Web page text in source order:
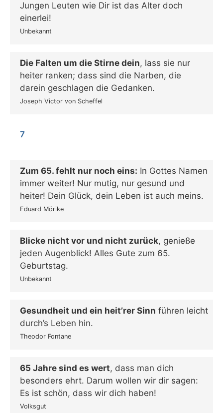
Jungen Leuten wie Dir ist das Alter doch
einerlei!
Unbekannt
Die Falten um die Stirne dein, lass sie nur
heiter ranken; dass sind die Narben, die
darein geschlagen die Gedanken.
Joseph Victor von Scheffel
7
Zum 65. fehlt nur noch eins: In Gottes Namen
immer weiter! Nur mutig, nur gesund und
heiter! Dein Glück, dein Leben ist auch meins.
Eduard Mörike
Blicke nicht vor und nicht zurück, genieße
jeden Augenblick! Alles Gute zum 65.
Geburtstag.
Unbekannt
Gesundheit und ein heit’rer Sinn führen leicht
durch’s Leben hin.
Theodor Fontane
65 Jahre sind es wert, dass man dich
besonders ehrt. Darum wollen wir dir sagen:
Es ist schön, dass wir dich haben!
Volksgut